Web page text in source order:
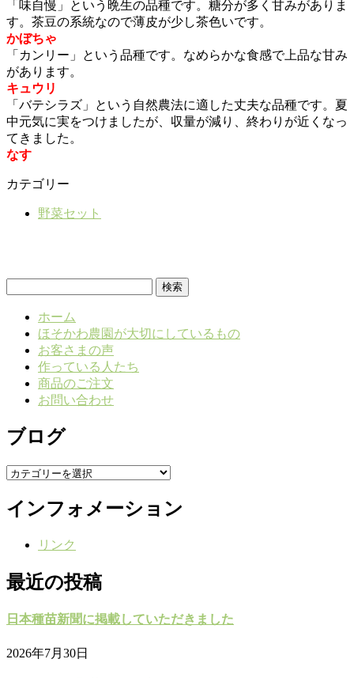
「味自慢」という晩生の品種です。糖分が多く甘みがありま
す。茶豆の系統なので薄皮が少し茶色いです。
かぼちゃ
「カンリー」という品種です。なめらかな食感で上品な甘み
があります。
キュウリ
「バテシラズ」という自然農法に適した丈夫な品種です。夏
中元気に実をつけましたが、収量が減り、終わりが近くなっ
てきました。
なす
カテゴリー
野菜セット
ホーム
ほそかわ農園が大切にしているもの
お客さまの声
作っている人たち
商品のご注文
お問い合わせ
ブログ
ブ
グ
インフォメーション
リンク
最近の投稿
日本種苗新聞に掲載していただきました
2026年7月30日